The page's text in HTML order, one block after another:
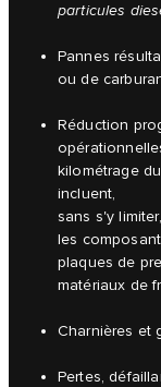
particules
Pannes
ou de
Réduction
kilométrage
incluent,
sans s'y
les
plaques de
matériaux de
Charnières et
Pertes,